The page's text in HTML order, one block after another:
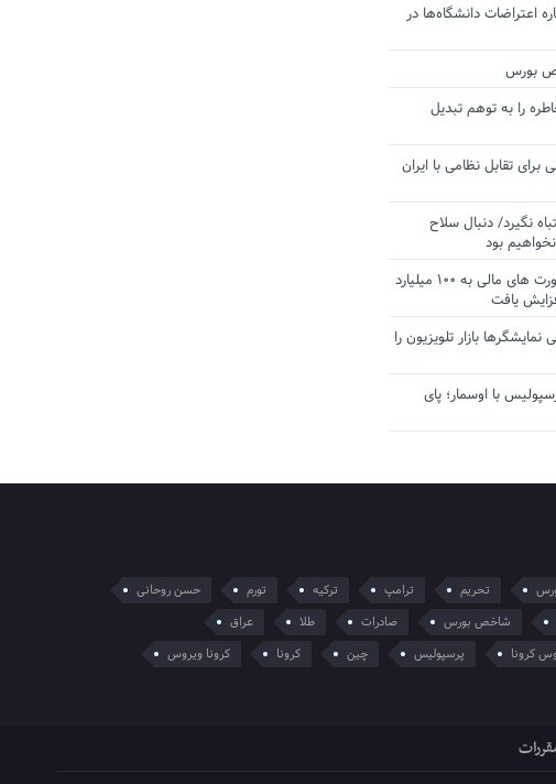
اعتراضات دانشگاه‌ها در
را به توهم تبدیل
تقابل نظامی با ایران
نگیرد/ دنبال سلاح
بود
آستانه الزام به دریافت صورت های مالی به ۱۰۰ میلیارد
یافت
بازار تلویزیون را
با اوسمار؛ پای
تحریم ترامپ ترکیه تورم
حسن روحانی
شاخص بورس صادرات طلا
عراق
کرونا پرسپولیس چین کرونا
کرونا ویروس